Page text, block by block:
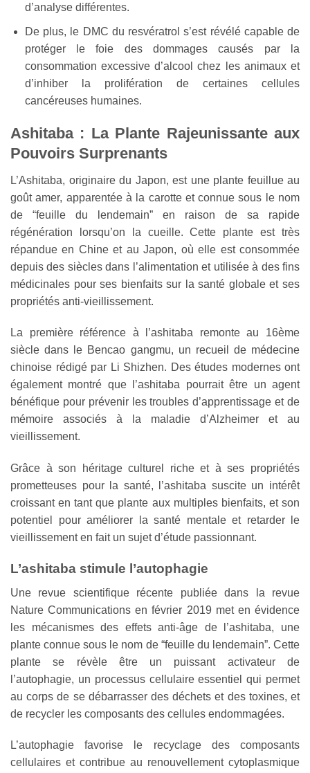
d’analyse différentes.
De plus, le DMC du resvératrol s’est révélé capable de
protéger le foie des dommages causés par la
consommation excessive d’alcool chez les animaux et
d’inhiber la prolifération de certaines cellules
cancéreuses humaines.
Ashitaba : La Plante Rajeunissante aux
Pouvoirs Surprenants
L’Ashitaba, originaire du Japon, est une plante feuillue au
goût amer, apparentée à la carotte et connue sous le nom
de “feuille du lendemain” en raison de sa rapide
régénération lorsqu’on la cueille. Cette plante est très
répandue en Chine et au Japon, où elle est consommée
depuis des siècles dans l’alimentation et utilisée à des fins
médicinales pour ses bienfaits sur la santé globale et ses
propriétés anti-vieillissement.
La première référence à l’ashitaba remonte au 16ème
siècle dans le Bencao gangmu, un recueil de médecine
chinoise rédigé par Li Shizhen. Des études modernes ont
également montré que l’ashitaba pourrait être un agent
bénéfique pour prévenir les troubles d’apprentissage et de
mémoire associés à la maladie d’Alzheimer et au
vieillissement.
Grâce à son héritage culturel riche et à ses propriétés
prometteuses pour la santé, l’ashitaba suscite un intérêt
croissant en tant que plante aux multiples bienfaits, et son
potentiel pour améliorer la santé mentale et retarder le
vieillissement en fait un sujet d’étude passionnant.
L’ashitaba stimule l’autophagie
Une revue scientifique récente publiée dans la revue
Nature Communications en février 2019 met en évidence
les mécanismes des effets anti-âge de l’ashitaba, une
plante connue sous le nom de “feuille du lendemain”. Cette
plante se révèle être un puissant activateur de
l’autophagie, un processus cellulaire essentiel qui permet
au corps de se débarrasser des déchets et des toxines, et
de recycler les composants des cellules endommagées.
L’autophagie favorise le recyclage des composants
cellulaires et contribue au renouvellement cytoplasmique